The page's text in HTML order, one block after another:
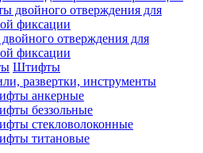
отверждения для
фиксации
Штифты
развертки, инструменты
анкерные
беззольные
стекловолоконные
титановые